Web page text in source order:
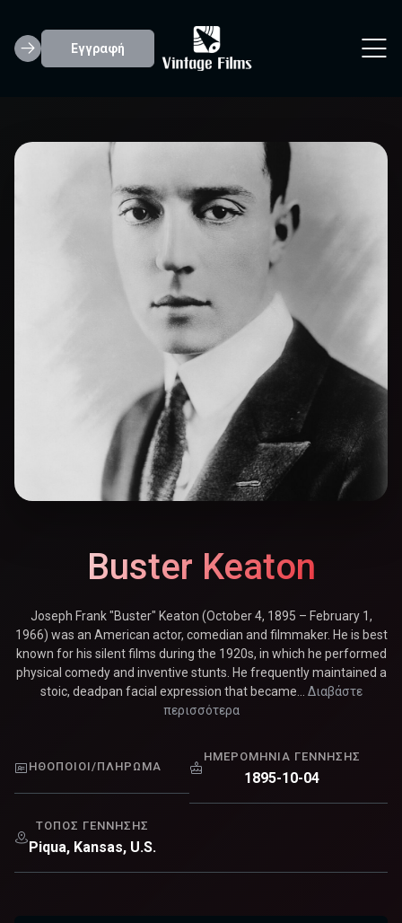
Εγγραφή
Buster Keaton
Buster Keaton
Joseph Frank "Buster" Keaton (October 4, 1895 – February 1,
1966) was an American actor, comedian and filmmaker. He is best
known for his silent films during the 1920s, in which he performed
physical comedy and inventive stunts. He frequently maintained a
stoic, deadpan facial expression that became...
Διαβάστε
περισσότερα
ΗΘΟΠΟΙΟΊ/ΠΛΉΡΩΜΑ
ΗΜΕΡΟΜΗΝΊΑ ΓΈΝΝΗΣΗΣ
1895-10-04
ΤΌΠΟΣ ΓΈΝΝΗΣΗΣ
Piqua, Kansas, U.S.